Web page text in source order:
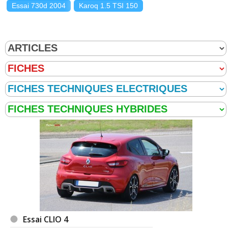
Essai 730d 2004
Karoq 1.5 TSI 150
Essai CLIO 4